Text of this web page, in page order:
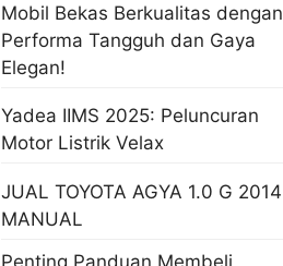
Mobil Bekas Berkualitas dengan
Performa Tangguh dan Gaya
Elegan!
Yadea IIMS 2025: Peluncuran
Motor Listrik Velax
JUAL TOYOTA AGYA 1.0 G 2014
MANUAL
Penting Panduan Membeli